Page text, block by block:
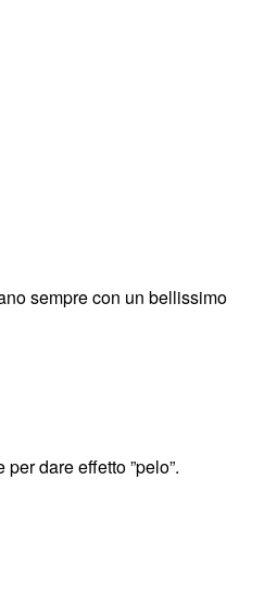
sempre con un bellissimo
dare effetto ”pelo”.